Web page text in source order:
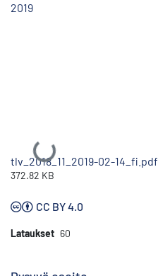
2019
Ladataan...
tlv_2018_11_2019-02-14_fi.pdf
372.82 KB
CC BY 4.0
Lataukset 60